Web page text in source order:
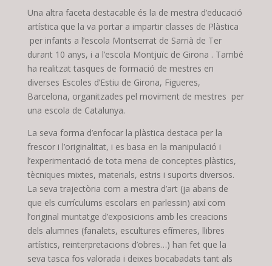
Una altra faceta destacable és la de mestra d’educació
artística que la va portar a impartir classes de Plàstica
per infants a l’escola Montserrat de Sarrià de Ter
durant 10 anys, i a l’escola Montjuïc de Girona . També
ha realitzat tasques de formació de mestres en
diverses Escoles d’Estiu de Girona, Figueres,
Barcelona, organitzades pel moviment de mestres per
una escola de Catalunya.
La seva forma d’enfocar la plàstica destaca per la
frescor i l’originalitat, i es basa en la manipulació i
l’experimentació de tota mena de conceptes plàstics,
tècniques mixtes, materials, estris i suports diversos.
La seva trajectòria com a mestra d’art (ja abans de
que els currículums escolars en parlessin) així com
l’original muntatge d’exposicions amb les creacions
dels alumnes (fanalets, escultures efímeres, llibres
artístics, reinterpretacions d’obres…) han fet que la
seva tasca fos valorada i deixes bocabadats tant als